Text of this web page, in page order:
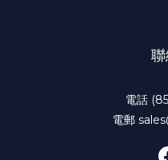
電話
電郵